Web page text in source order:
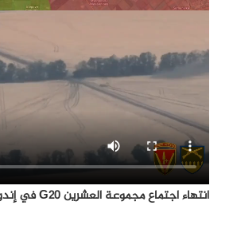
انتهاء اجتماع مجموعة العشرين G20 في إندونيسيا دون نتائج